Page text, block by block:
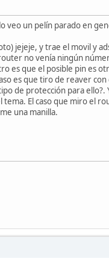
veo un pelín parado en
jejeje, y trae el movil y
no venía ningún
es que el posible pin es
es que tiro de reaver
de protección para
El caso que miro el
una manilla.